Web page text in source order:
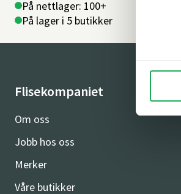
På nettlager: 100+
På lager i 5 butikker
Flisekompaniet
Om oss
Jobb hos oss
Merker
Våre butikker